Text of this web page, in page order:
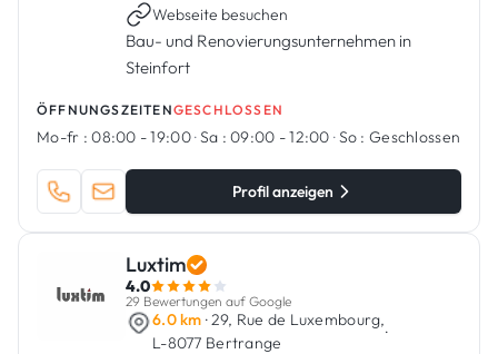
Webseite besuchen
Bau- und Renovierungsunternehmen in
Steinfort
ÖFFNUNGSZEITENGESCHLOSSEN
Mo-fr : 08:00 - 19:00·Sa : 09:00 - 12:00·So : Geschlossen
Profil anzeigen
Luxtim
4.0
29 Bewertungen auf Google
6.0 km · 29, Rue de Luxembourg,
L-8077 Bertrange
·